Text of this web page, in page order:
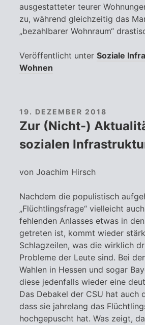
ausgestatteter teurer
zu, während gleichzeitig das
„bezahlbarer Wohnraum“
Veröffentlicht unter Soziale
Wohnen
Zur (Nicht-)
sozialen
19. DEZEMBER 2018
von Joachim Hirsch
Nachdem die populistisch
„Flüchtlingsfrage“ vielleicht
fehlenden Anlasses etwas in
getreten ist, kommt wieder
Schlagzeilen, was die wirklich
Probleme der Leute sind. Bei
Wahlen in Hessen und sogar
diese jedenfalls wieder eine
Das Debakel der CSU hat auch
dass sie jahrelang das
hochgepuscht hat. Was zeigt,